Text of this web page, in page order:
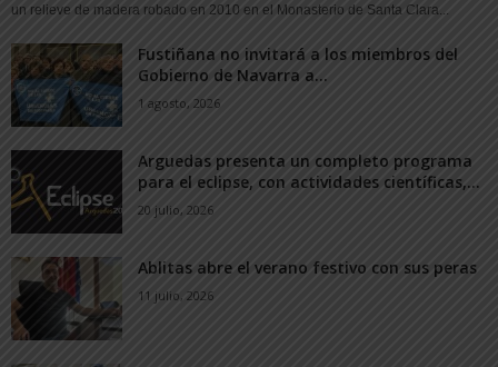
un relieve de madera robado en 2010 en el Monasterio de Santa Clara...
Fustiñana no invitará a los miembros del
Gobierno de Navarra a...
1 agosto, 2026
Arguedas presenta un completo programa
para el eclipse, con actividades científicas,...
20 julio, 2026
Ablitas abre el verano festivo con sus peras
11 julio, 2026